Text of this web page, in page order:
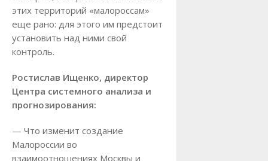
этих территорий «малороссам»
еще рано: для этого им предстоит
установить над ними свой
контроль.
Ростислав Ищенко, директор
Центра системного анализа и
прогнозирования:
— Что изменит создание
Малороссии во
взаимоотношениях Москвы и